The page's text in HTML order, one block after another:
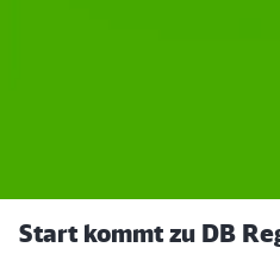
Start kommt zu DB